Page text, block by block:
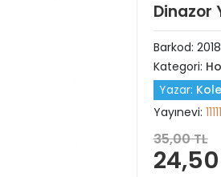
Dinazor
Barkod:
Kategori:
Yazar:
Yayınevi: 11111
35,00 TL
24,50